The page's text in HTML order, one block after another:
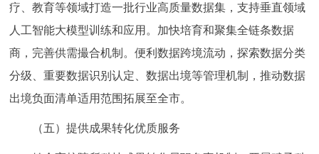
疗、教育等领域打造一批行业高质量数据集，支持垂直领域
人工智能大模型训练和应用。加快培育和聚集全链条数据
商，完善供需撮合机制。便利数据跨境流动，探索数据分类
分级、重要数据识别认定、数据出境等管理机制，推动数据
出境负面清单适用范围拓展至全市。
（五）提供成果转化优质服务